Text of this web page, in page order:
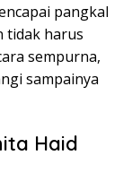
pangkal
tidak harus
sempurna,
sampainya
Haid